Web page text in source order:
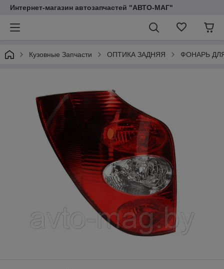
Интернет-магазин автозапчастей "АВТО-МАГ"
Кузовные Запчасти ОПТИКА ЗАДНЯЯ ФОНАРЬ